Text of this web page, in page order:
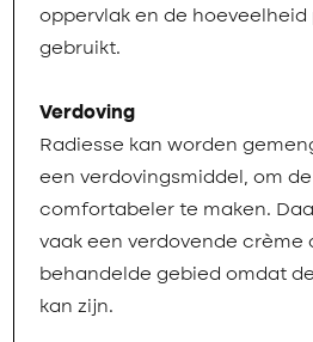
oppervlak en de
gebruikt.
Verdoving
Radiesse kan worden
een verdovingsmiddel, om
comfortabeler te maken.
vaak een verdovende
behandelde gebied omdat
kan zijn.